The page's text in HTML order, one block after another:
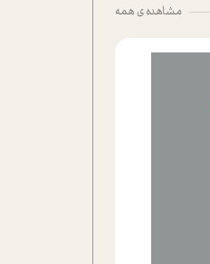
مشاهده ی همه